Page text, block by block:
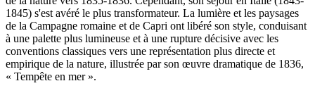
1845) s'est avéré le plus transformateur. La lumière et les paysages
de la Campagne romaine et de Capri ont libéré son style, conduisant
à une palette plus lumineuse et à une rupture décisive avec les
conventions classiques vers une représentation plus directe et
empirique de la nature, illustrée par son œuvre dramatique de 1836,
« Tempête en mer ».